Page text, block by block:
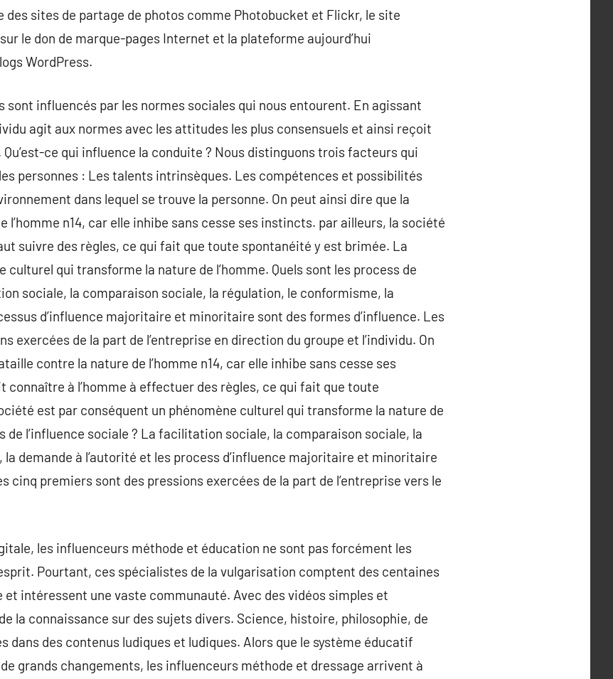
des sites de partage de photos comme Photobucket et Flickr, le site
le don de marque-pages Internet et la plateforme aujourd’hui
WordPress.
influencés par les normes sociales qui nous entourent. En agissant
agit aux normes avec les attitudes les plus consensuels et ainsi reçoit
Qu’est-ce qui influence la conduite ? Nous distinguons trois facteurs qui
personnes : Les talents intrinsèques. Les compétences et possibilités
dans lequel se trouve la personne. On peut ainsi dire que la
n14, car elle inhibe sans cesse ses instincts. par ailleurs, la société
suivre des règles, ce qui fait que toute spontanéité y est brimée. La
culturel qui transforme la nature de l’homme. Quels sont les process de
sociale, la comparaison sociale, la régulation, le conformisme, la
d’influence majoritaire et minoritaire sont des formes d’influence. Les
exercées de la part de l’entreprise en direction du groupe et l’individu. On
contre la nature de l’homme n14, car elle inhibe sans cesse ses
à l’homme à effectuer des règles, ce qui fait que toute
est par conséquent un phénomène culturel qui transforme la nature de
de l’influence sociale ? La facilitation sociale, la comparaison sociale, la
demande à l’autorité et les process d’influence majoritaire et minoritaire
cinq premiers sont des pressions exercées de la part de l’entreprise vers le
les influenceurs méthode et éducation ne sont pas forcément les
Pourtant, ces spécialistes de la vulgarisation comptent des centaines
et intéressent une vaste communauté. Avec des vidéos simples et
la connaissance sur des sujets divers. Science, histoire, philosophie, de
dans des contenus ludiques et ludiques. Alors que le système éducatif
grands changements, les influenceurs méthode et dressage arrivent à